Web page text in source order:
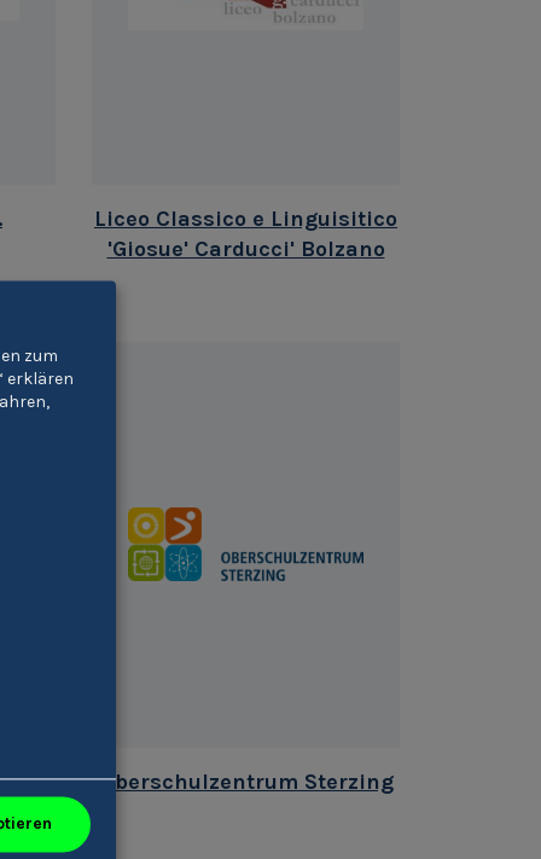
Liceo Classico e Linguisitico
'Giosue' Carducci' Bolzano
Oberschulzentrum Sterzing
zum
erklären